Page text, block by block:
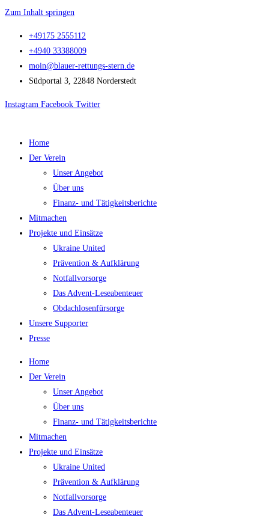
Zum Inhalt springen
+49175 2555112
+4940 33388009
moin@blauer-rettungs-stern.de
Südportal 3, 22848 Norderstedt
Instagram Facebook Twitter
Home
Der Verein
Unser Angebot
Über uns
Finanz- und Tätigkeitsberichte
Mitmachen
Projekte und Einsätze
Ukraine United
Prävention & Aufklärung
Notfallvorsorge
Das Advent-Leseabenteuer
Obdachlosenfürsorge
Unsere Supporter
Presse
Home
Der Verein
Unser Angebot
Über uns
Finanz- und Tätigkeitsberichte
Mitmachen
Projekte und Einsätze
Ukraine United
Prävention & Aufklärung
Notfallvorsorge
Das Advent-Leseabenteuer